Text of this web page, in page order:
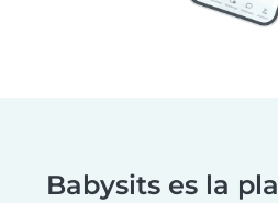
Babysits es la